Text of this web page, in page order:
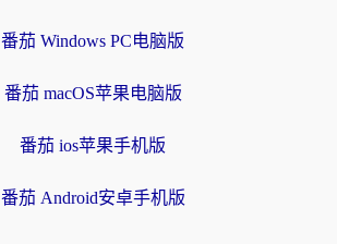
番茄 Windows PC电脑版
番茄 macOS苹果电脑版
番茄 ios苹果手机版
番茄 Android安卓手机版